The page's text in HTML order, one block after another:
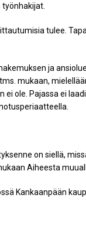
tulee.
ja
mukaan,
ole. Pajassa ei
on siellä,
Aiheesta
Kankaanpään